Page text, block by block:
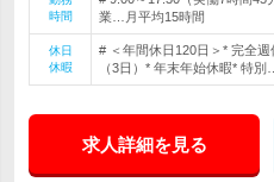
時間
業…月平均15時間
休日
休暇
# ＜年間休日120日＞* 完全
（3日）* 年末年始休暇* 特別…
求人詳細を見る